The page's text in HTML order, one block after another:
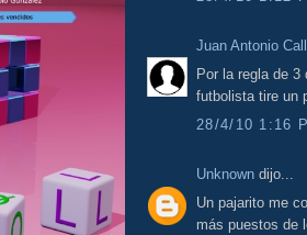
Juan Antonio
Por la regla de
futbolista tire un
28/4/10 1:16
Unknown dijo...
Un pajarito me
más puestos de